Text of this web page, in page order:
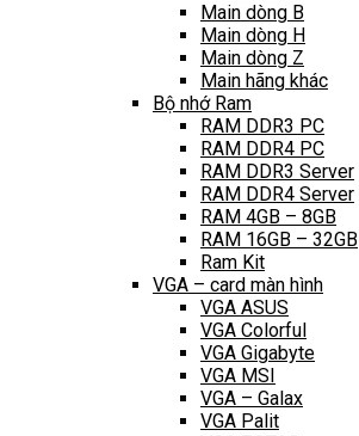
Main dòng B
Main dòng H
Main dòng Z
Main hãng khác
Bộ nhớ Ram
RAM DDR3 PC
RAM DDR4 PC
RAM DDR3 Server
RAM DDR4 Server
RAM 4GB – 8GB
RAM 16GB – 32GB
Ram Kit
VGA – card màn hình
VGA ASUS
VGA Colorful
VGA Gigabyte
VGA MSI
VGA – Galax
VGA Palit